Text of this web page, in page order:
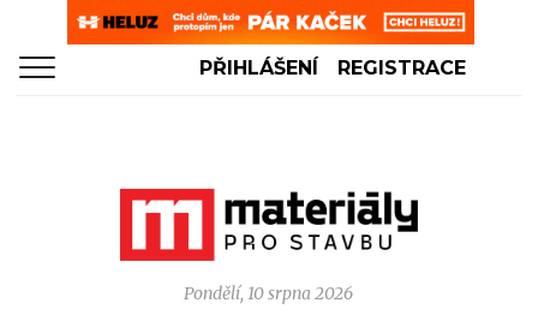
PŘIHLÁŠENÍ REGISTRACE
Pondělí, 10 srpna 2026